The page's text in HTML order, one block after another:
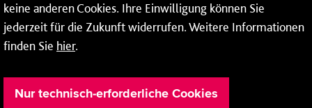
keine anderen Cookies. Ihre Einwilligung können Sie
jederzeit für die Zukunft widerrufen. Weitere Informationen
finden Sie hier.
Nur technisch-erforderliche Cookies